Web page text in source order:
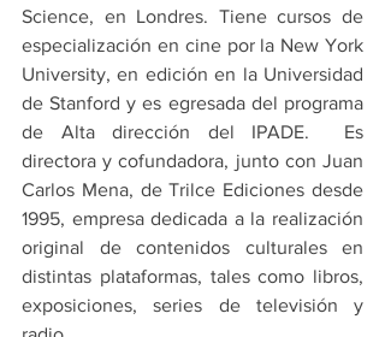
Science, en Londres. Tiene cursos de
especialización en cine por la New York
University, en edición en la Universidad
de Stanford y es egresada del programa
de Alta dirección del IPADE.  Es
directora y cofundadora, junto con Juan
Carlos Mena, de Trilce Ediciones desde
1995, empresa dedicada a la realización
original de contenidos culturales en
distintas plataformas, tales como libros,
exposiciones, series de televisión y